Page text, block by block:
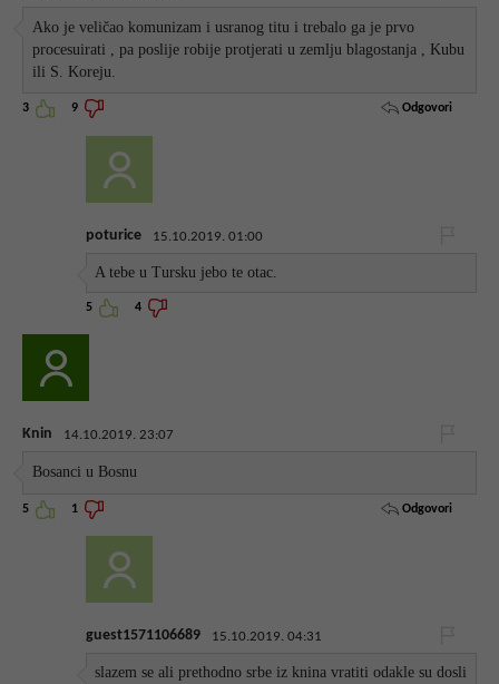
Ako je veličao komunizam i usranog titu i trebalo ga je prvo
procesuirati , pa poslije robije protjerati u zemlju blagostanja , Kubu
ili S. Koreju.
3 9 Odgovori
poturice 15.10.2019. 01:00
A tebe u Tursku jebo te otac.
5 4
Knin 14.10.2019. 23:07
Bosanci u Bosnu
5 1 Odgovori
guest1571106689 15.10.2019. 04:31
slazem se ali prethodno srbe iz knina vratiti odakle su dosli